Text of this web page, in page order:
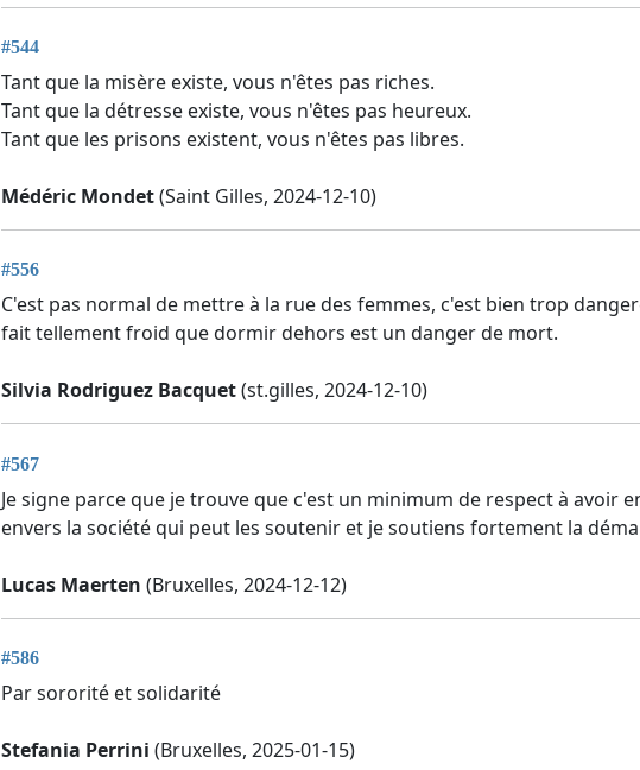
#544
Tant que la misère existe, vous n'êtes pas riches.
Tant que la détresse existe, vous n'êtes pas heureux.
Tant que les prisons existent, vous n'êtes pas libres.
Médéric Mondet(Saint Gilles, 2024-12-10)
#556
C'est pas normal de mettre à la rue des femmes, c'est bien trop
fait tellement froid que dormir dehors est un danger de mort.
Silvia Rodriguez Bacquet(st.gilles, 2024-12-10)
#567
Je signe parce que je trouve que c'est un minimum de respect à avoir
envers la société qui peut les soutenir et je soutiens fortement la
Lucas Maerten (Bruxelles, 2024-12-12)
#586
Par sororité et solidarité
Stefania Perrini (Bruxelles, 2025-01-15)